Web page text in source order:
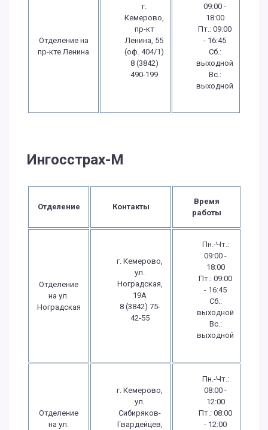
Отделение на
пр-кте Ленина
г.
Кемерово,
пр-кт
Ленина, 55
(оф. 404/1)
8 (3842)
490-199
09:00 -
18:00
Пт.: 09:00
- 16:45
Сб.:
выходной
Вс.:
выходной
Ингосстрах-М
Отделение Контакты
Время
работы
Отделение
на ул.
Ноградская
г. Кемерово,
ул.
Ноградская,
19А
8 (3842) 75-
42-55
Пн.-Чт.:
09:00 -
18:00
Пт.: 09:00
- 16:45
Сб.:
выходной
Вс.:
выходной
Отделение
на ул.
г. Кемерово,
ул.
Сибиряков-
Гвардейцев,
Пн.-Чт.:
08:00 -
12:00
Пт.: 08:00
- 12:00